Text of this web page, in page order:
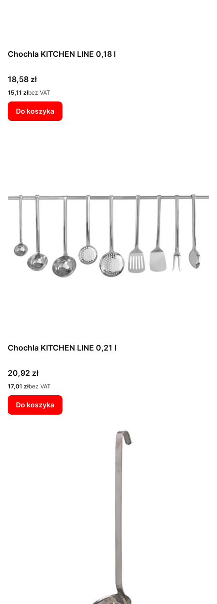
Chochla KITCHEN LINE 0,18 l
Cena
18,58 zł
Cena
15,11 złbez VAT
Do koszyka
Chochla KITCHEN LINE 0,21 l
Cena
20,92 zł
Cena
17,01 złbez VAT
Do koszyka